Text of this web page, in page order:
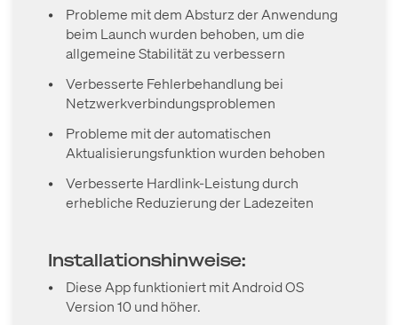
•
Probleme mit dem Absturz der Anwendung
beim Launch wurden behoben, um die
allgemeine Stabilität zu verbessern
•
Verbesserte Fehlerbehandlung bei
Netzwerkverbindungsproblemen
•
Probleme mit der automatischen
Aktualisierungsfunktion wurden behoben
•
Verbesserte Hardlink-Leistung durch
erhebliche Reduzierung der Ladezeiten
Installationshinweise:
•
Diese App funktioniert mit Android OS
Version 10 und höher.